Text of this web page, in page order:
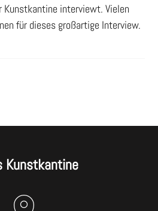
Kunstkantine interviewt. Vielen
für dieses großartige Interview.
Kunstkantine